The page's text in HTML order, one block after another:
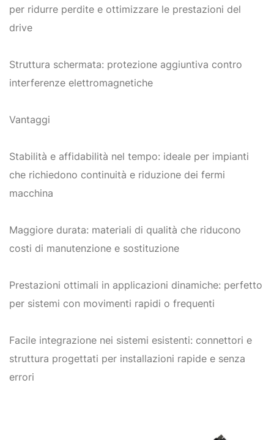
per ridurre perdite e ottimizzare le prestazioni del
drive
Struttura schermata: protezione aggiuntiva contro
interferenze elettromagnetiche
Vantaggi
Stabilità e affidabilità nel tempo: ideale per impianti
che richiedono continuità e riduzione dei fermi
macchina
Maggiore durata: materiali di qualità che riducono
costi di manutenzione e sostituzione
Prestazioni ottimali in applicazioni dinamiche: perfetto
per sistemi con movimenti rapidi o frequenti
Facile integrazione nei sistemi esistenti: connettori e
struttura progettati per installazioni rapide e senza
errori